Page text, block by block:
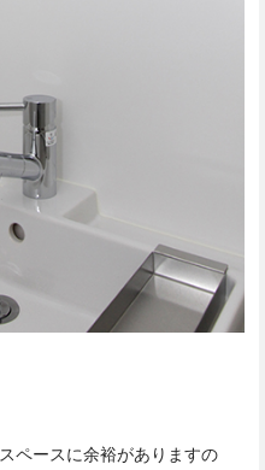
ペースに余裕がありますの